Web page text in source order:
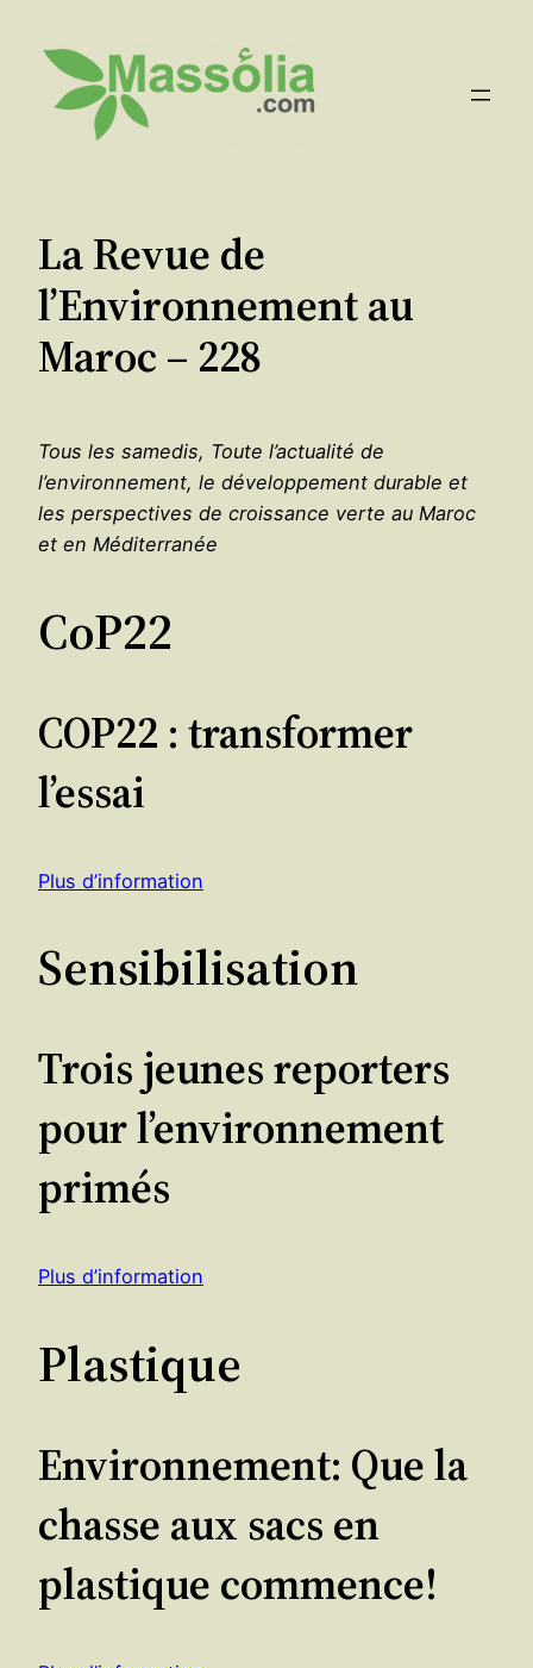
contenu
La Revue de
l’Environnement au
Maroc – 228
Tous les samedis, Toute l’actualité de
l’environnement, le développement durable et
les perspectives de croissance verte au Maroc
et en Méditerranée
CoP22
COP22 : transformer
l’essai
Plus d’information
Sensibilisation
Trois jeunes reporters
pour l’environnement
primés
Plus d’information
Plastique
Environnement: Que la
chasse aux sacs en
plastique commence!